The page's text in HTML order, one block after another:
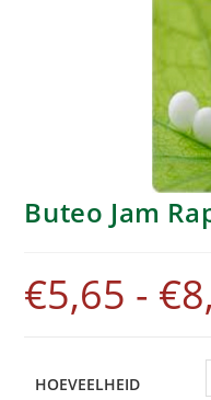
Buteo Jam
€5,65 - €
HOEVEELHEID